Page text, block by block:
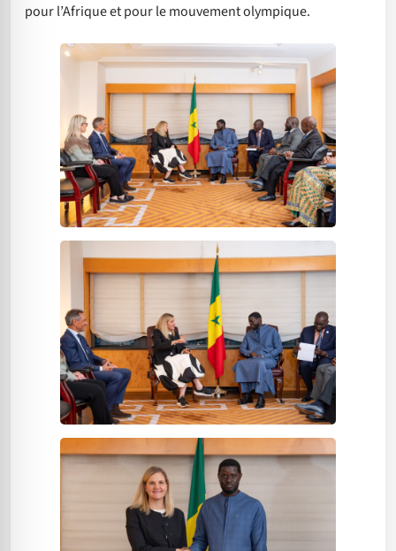
pour l’Afrique et pour le mouvement olympique.